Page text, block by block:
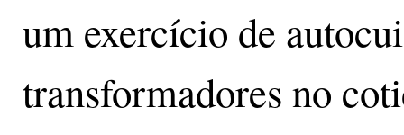
um exercício de
transformadores no